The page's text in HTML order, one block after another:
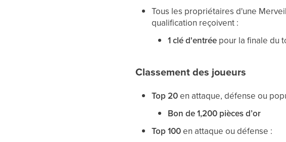
Tous les propriétaires d'une
qualification reçoivent :
1 clé d'entrée pour la finale du
Classement des joueurs
Top 20en attaque, défense ou
Bon de 1,200 pièces d’or
Top 100en attaque ou défense :